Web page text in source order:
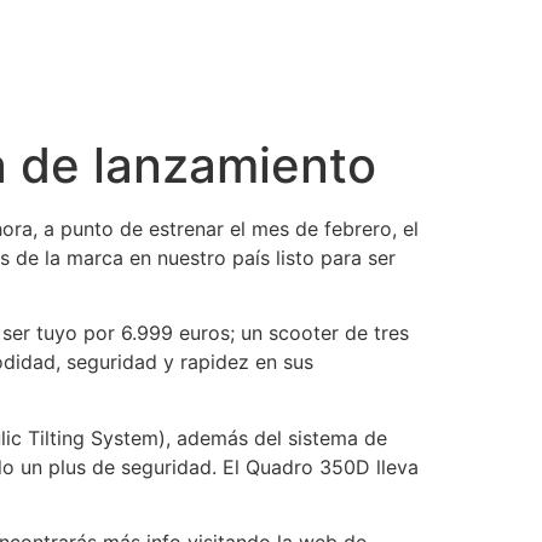
de lanzamiento
a punto de estrenar el mes de febrero, el
de la marca en nuestro país listo para ser
tuyo por 6.999 euros; un scooter de tres
seguridad y rapidez en sus
Tilting System), además del sistema de
plus de seguridad. El Quadro 350D lleva